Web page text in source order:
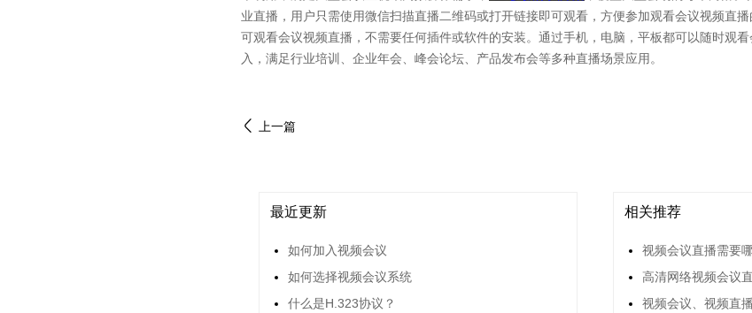
业直播，用户只需使用微信扫描直播二维码或打开链接即可观看，方便参加观看会议视频直
可观看会议视频直播，不需要任何插件或软件的安装。通过手机，电脑，平板都可以随时观
入，满足行业培训、企业年会、峰会论坛、产品发布会等多种直播场景应用。
上一篇
最近更新
如何加入视频会议
如何选择视频会议系统
什么是H.323协议？
相关推荐
视频会议直播需要
高清网络视频会议
视频会议、视频直